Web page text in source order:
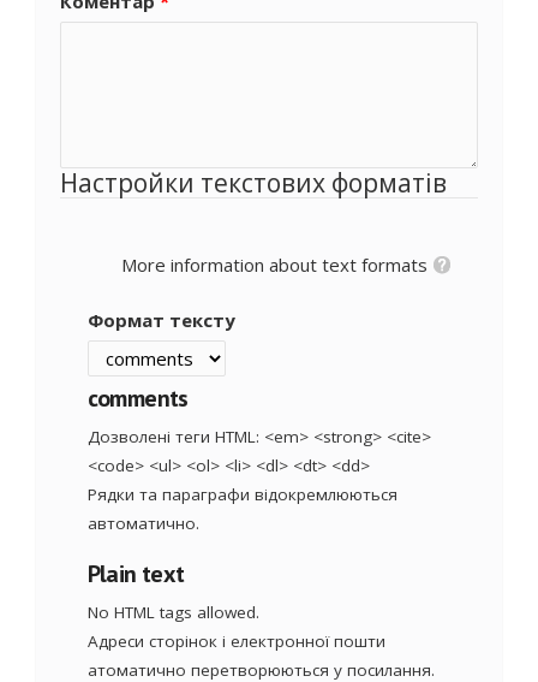
Настройки текстових форматів
More information about text formats
Формат тексту
comments
Дозволені теги HTML: <em> <strong> <cite>
<code> <ul> <ol> <li> <dl> <dt> <dd>
Рядки та параграфи відокремлюються
автоматично.
Plain text
No HTML tags allowed.
Адреси сторінок і електронної пошти
атоматично перетворюються у посилання.